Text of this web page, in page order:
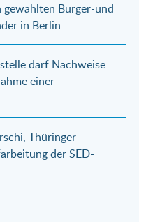
gewählten Bürger-und
in Berlin
darf Nachweise
einer
Thüringer
der SED-